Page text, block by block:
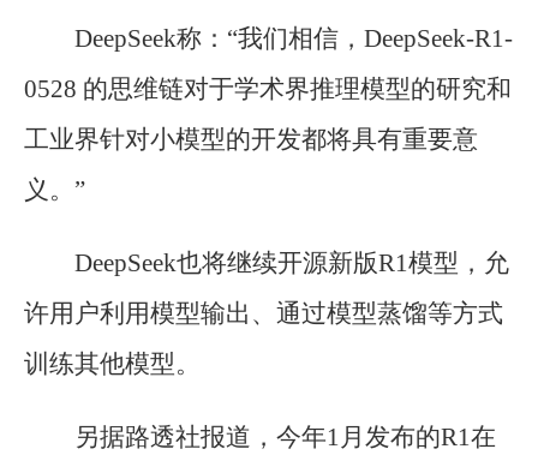
DeepSeek称：“我们相信，DeepSeek-R1-
0528 的思维链对于学术界推理模型的研究和
工业界针对小模型的开发都将具有重要意
义。”
DeepSeek也将继续开源新版R1模型，允
许用户利用模型输出、通过模型蒸馏等方式
训练其他模型。
另据路透社报道，今年1月发布的R1在